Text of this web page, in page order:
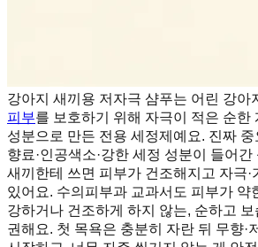
강아지 새끼용 저자극 샴푸는 어린 강아
피부를 보호하기 위해 자극이 적은 순한
성분으로 만든 전용 세정제예요. 진짜
향료·인공색소·강한 세정 성분이 들어
새끼한테 쓰면 피부가 건조해지고 자극·
있어요. 수의피부과 교과서도 피부가 약
강하거나 건조하게 하지 않는, 순하고
권해요. 첫 목욕은 충분히 자란 뒤 무향·